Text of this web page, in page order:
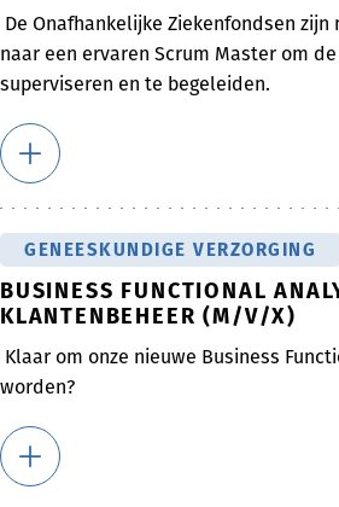
De Onafhankelijke Ziekenfondsen
naar een ervaren Scrum Master om
superviseren en te begeleiden.
GENEESKUNDIGE VERZORGING
BUSINESS FUNCTIONAL
KLANTENBEHEER (M/V/X)
Klaar om onze nieuwe Business
worden?